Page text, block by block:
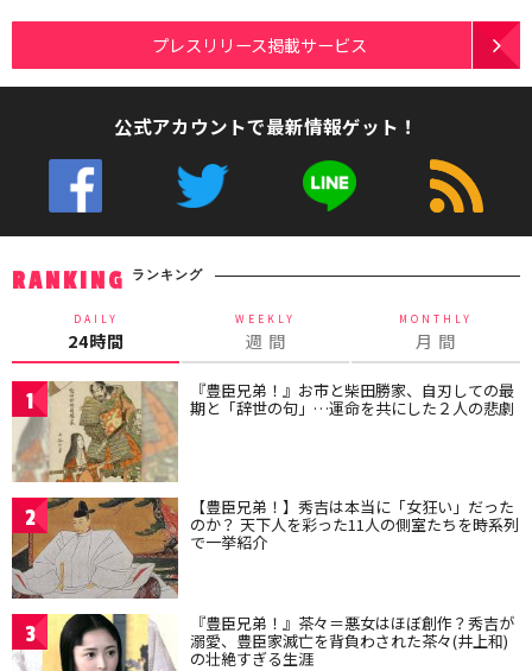
プレスリリース掲載サービス
公式アカウントで最新情報ゲット！
RANKING ランキング
DAILY
24時間
WEEKLY
週 間
MONTHLY
月 間
1 『豊臣兄弟！』お市と柴田勝家、自刃しての最
期と「辞世の句」…運命を共にした２人の悲劇
2 【豊臣兄弟！】秀吉は本当に「女狂い」だった
のか？ 天下人を彩った11人の側室たちを時系列
で一挙紹介
3 『豊臣兄弟！』茶々＝悪女はほぼ創作？秀吉が
溺愛、豊臣家滅亡を背負わされた茶々(井上和)
の壮絶すぎる生涯